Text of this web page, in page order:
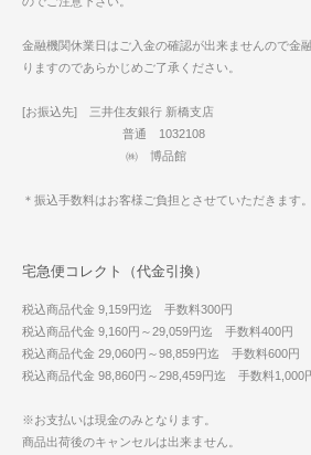
金融機関休業日はご入金の確認が出来ませんので金
りますのであらかじめご了承ください。
[お振込先] 三井住友銀行 新橋支店
普通 1032108
㈱ 博品館
＊振込手数料はお客様ご負担とさせていただきます。
宅急便コレクト（代金引換）
税込商品代金 9,159円迄 手数料300円
税込商品代金 9,160円～29,059円迄 手数料400円
税込商品代金 29,060円～98,859円迄 手数料600円
税込商品代金 98,860円～298,459円迄 手数料1,000
※お支払いは現金のみとなります。
商品出荷後のキャンセルは出来ません。